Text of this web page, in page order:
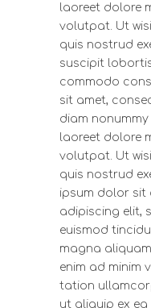
laoreet dolore
volutpat. Ut
quis nostrud
suscipit
commodo
sit amet,
diam
laoreet dolore
volutpat. Ut
quis nostrud
ipsum dolor sit
adipiscing elit,
euismod
magna
enim ad minim
tation
ut aliquip ex